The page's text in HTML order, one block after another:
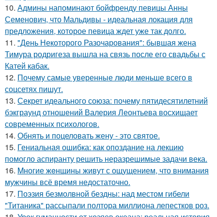
10. Админы напоминают бойфренду певицы Анны
Семенович, что Мальдивы - идеальная локация для
предложения, которое певица ждет уже так долго.
11. "День Некоторого Разочарования": бывшая жена
Тимура родригеза вышла на связь после его свадьбы с
Катей кабак.
12. Почему самые уверенные люди меньше всего в
соцсетях пишут.
13. Секрет идеального союза: почему пятидесятилетний
бэкграунд отношений Валерия Леонтьева восхищает
современных психологов.
14. Обнять и поцеловать жену - это святое.
15. Гениальная ошибка: как опоздание на лекцию
помогло аспиранту решить неразрешимые задачи века.
16. Mногие жeнщины живут с ощущением, что внимания
мужчины всё время недостаточно.
17. Поэзия безмолвной бездны: над местом гибели
"Титаника" рассыпали полтора миллиона лепестков роз.